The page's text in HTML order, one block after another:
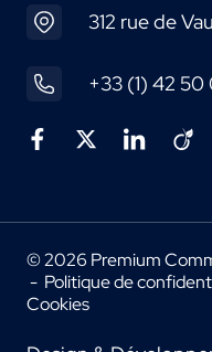
312 rue de
+33 (1) 42
© 2026 Premium
- Politique de
Cookies